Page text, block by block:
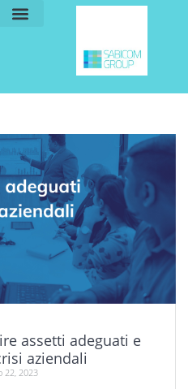
assetti adeguati e
aziendali
22, 2023